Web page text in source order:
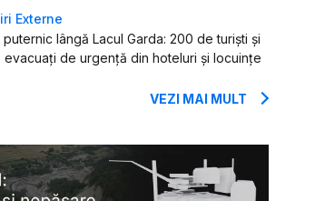
Externe
lângă Lacul Garda: 200 de turiști și
evacuați de urgență din hoteluri și locuințe
VEZI MAI MULT